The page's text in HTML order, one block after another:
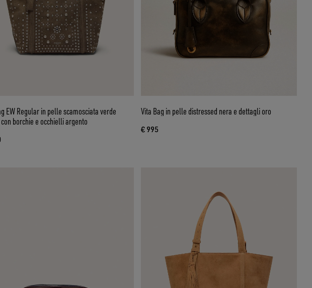
EW Regular in pelle scamosciata verde
borchie e occhielli argento
Vita Bag in pelle distressed nera e dettagli oro
€ 995